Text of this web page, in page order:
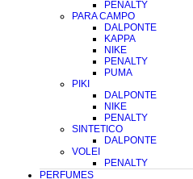
PENALTY
PARA CAMPO
DALPONTE
KAPPA
NIKE
PENALTY
PUMA
PIKI
DALPONTE
NIKE
PENALTY
SINTETICO
DALPONTE
VOLEI
PENALTY
PERFUMES